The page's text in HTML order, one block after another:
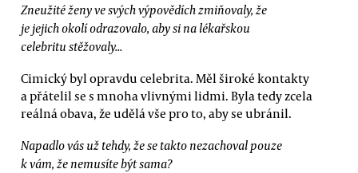
Zneužité ženy ve svých výpovědích zmiňovaly, že
je jejich okolí odrazovalo, aby si na lékařskou
celebritu stěžovaly...
Cimický byl opravdu celebrita. Měl široké kontakty
a přátelil se s mnoha vlivnými lidmi. Byla tedy zcela
reálná obava, že udělá vše pro to, aby se ubránil.
Napadlo vás už tehdy, že se takto nezachoval pouze
k vám, že nemusíte být sama?